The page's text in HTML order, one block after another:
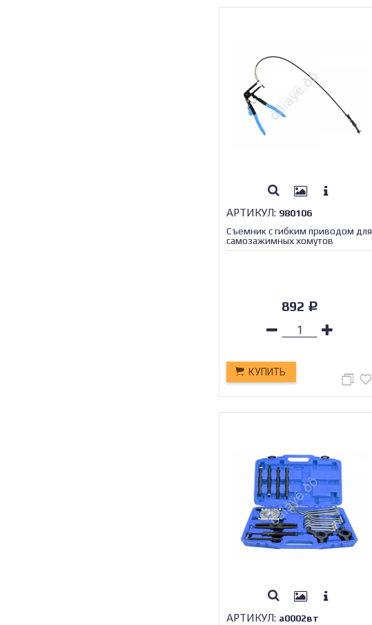
АРТИКУЛ: 980106
Съемник с гибким приводом для
самозажимных хомутов
МАЯКАВТО™ /1/12/50_
892 Р
КУПИТЬ
АРТИКУЛ: а0002вт